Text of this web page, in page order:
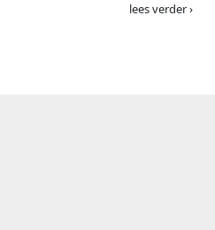
lees verder ›